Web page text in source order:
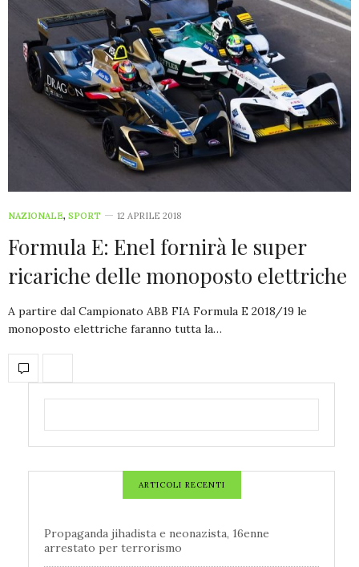
NAZIONALE, SPORT 12 APRILE 2018
Formula E: Enel fornirà le super
ricariche delle monoposto elettriche
A partire dal Campionato ABB FIA Formula E 2018/19 le
monoposto elettriche faranno tutta la…
ARTICOLI RECENTI
Propaganda jihadista e neonazista, 16enne
arrestato per terrorismo